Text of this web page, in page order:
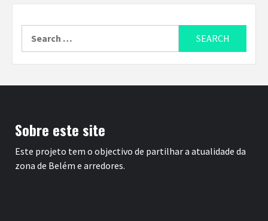
for:
Sobre este site
Este projeto tem o objectivo de partilhar a atualidade da
zona de Belém e arredores.